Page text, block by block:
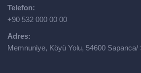
Telefon:
+90 532 000 00 00
Adres:
Memnuniye, Köyü Yolu, 54600 Sapanca/